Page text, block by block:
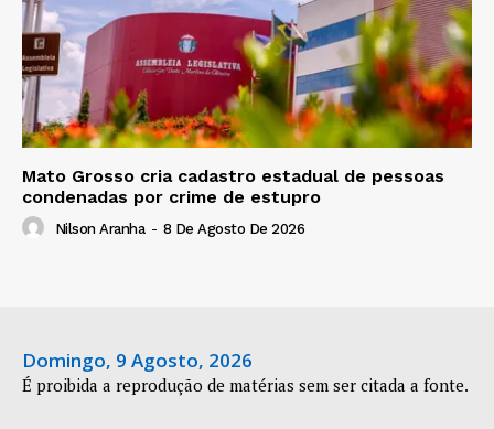
Mato Grosso cria cadastro estadual de pessoas
condenadas por crime de estupro
Nilson Aranha - 8 De Agosto De 2026
Domingo, 9 Agosto, 2026
É proibida a reprodução de matérias sem ser citada a fonte.